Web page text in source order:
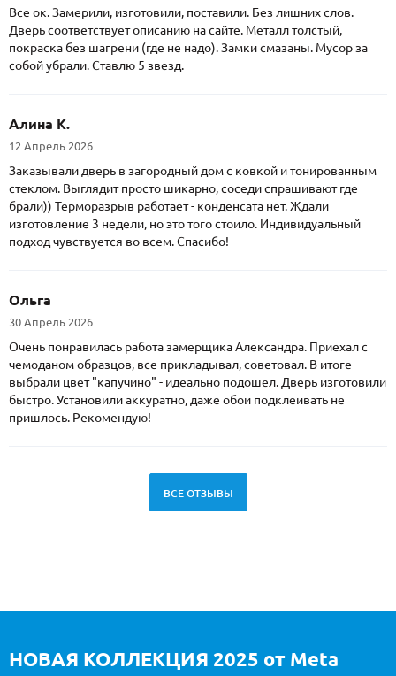
Все ок. Замерили, изготовили, поставили. Без лишних слов.
Дверь соответствует описанию на сайте. Металл толстый,
покраска без шагрени (где не надо). Замки смазаны. Мусор за
собой убрали. Ставлю 5 звезд.
Алина К.
12 Апрель 2026
Заказывали дверь в загородный дом с ковкой и тонированным
стеклом. Выглядит просто шикарно, соседи спрашивают где
брали)) Терморазрыв работает - конденсата нет. Ждали
изготовление 3 недели, но это того стоило. Индивидуальный
подход чувствуется во всем. Спасибо!
Ольга
30 Апрель 2026
Очень понравилась работа замерщика Александра. Приехал с
чемоданом образцов, все прикладывал, советовал. В итоге
выбрали цвет "капучино" - идеально подошел. Дверь изготовили
быстро. Установили аккуратно, даже обои подклеивать не
пришлось. Рекомендую!
ВСЕ ОТЗЫВЫ
НОВАЯ КОЛЛЕКЦИЯ 2025 от Meta